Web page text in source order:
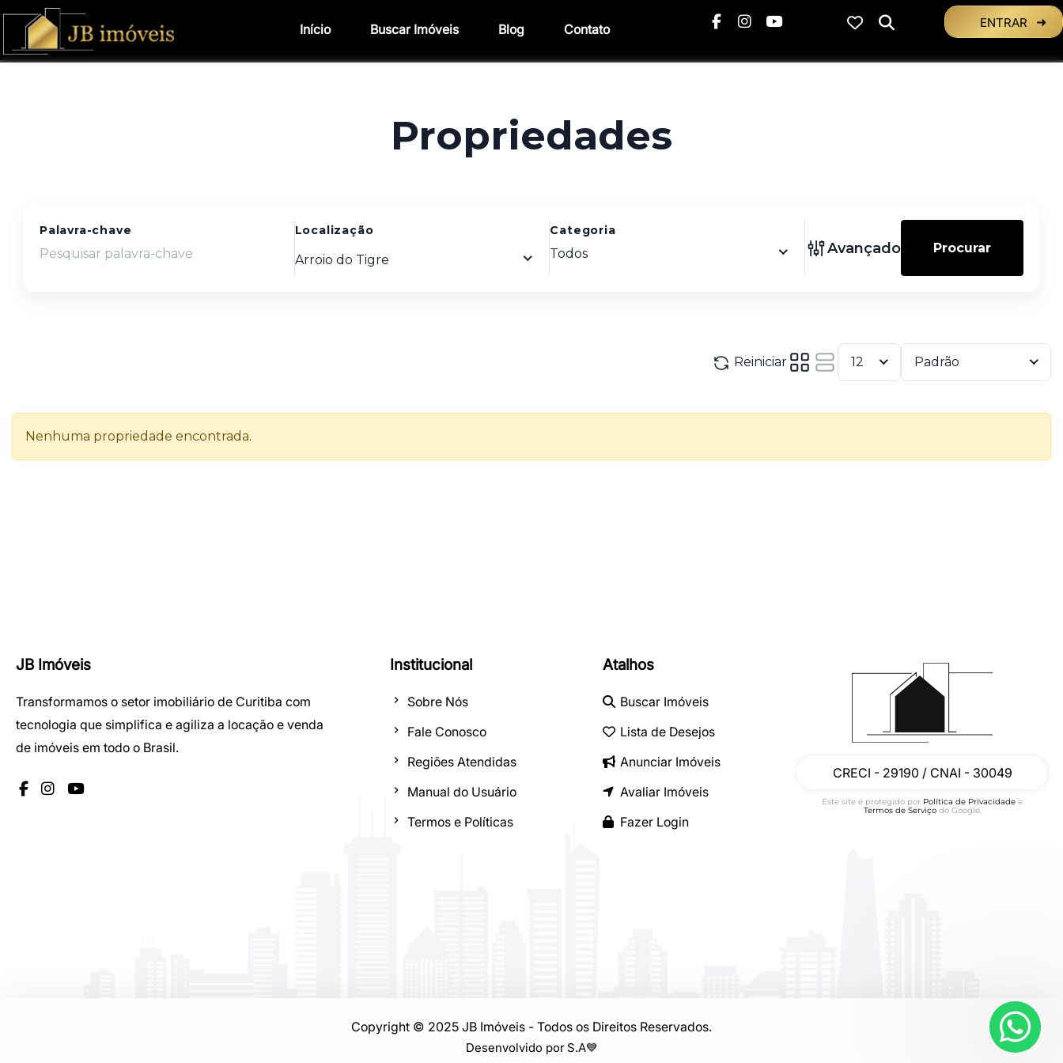
JB Imóveis
Transformamos o setor imobiliário de Curitiba com
tecnologia que simplifica e agiliza a locação e venda
de imóveis em todo o Brasil.
Institucional
Sobre Nós
Fale Conosco
Regiões Atendidas
Manual do Usuário
Termos e Políticas
Atalhos
Buscar Imóveis
Lista de Desejos
Anunciar Imóveis
Avaliar Imóveis
Fazer Login
CRECI - 29190 / CNAI - 30049
Este site é protegido por Política de Privacidade e
Termos de Serviçodo Google.
Copyright © 2025 JB Imóveis - Todos os Direitos Reservados.
Desenvolvido por S.A💙
Início Buscar Imóveis Blog Contato ENTRAR